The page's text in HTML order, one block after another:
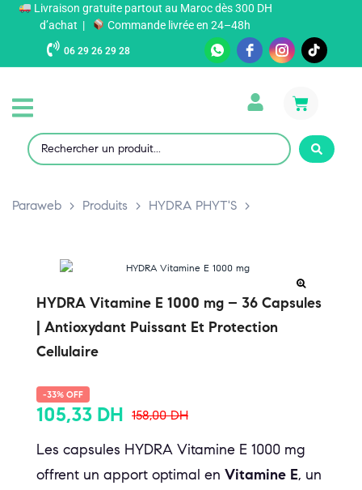
Livraison gratuite partout au Maroc dès 300 DH
d’achat |
Commande livrée en 24–48h
06 29 26 29 28
Paraweb > Produits > HYDRA PHYT'S >
HYDRA Vitamine E 1000 mg – 36 Capsules
| Antioxydant Puissant Et Protection
Cellulaire
-33% OFF
158,00DH
105,33 DH
Les capsules HYDRA Vitamine E 1000 mg
offrent un apport optimal en Vitamine E, un